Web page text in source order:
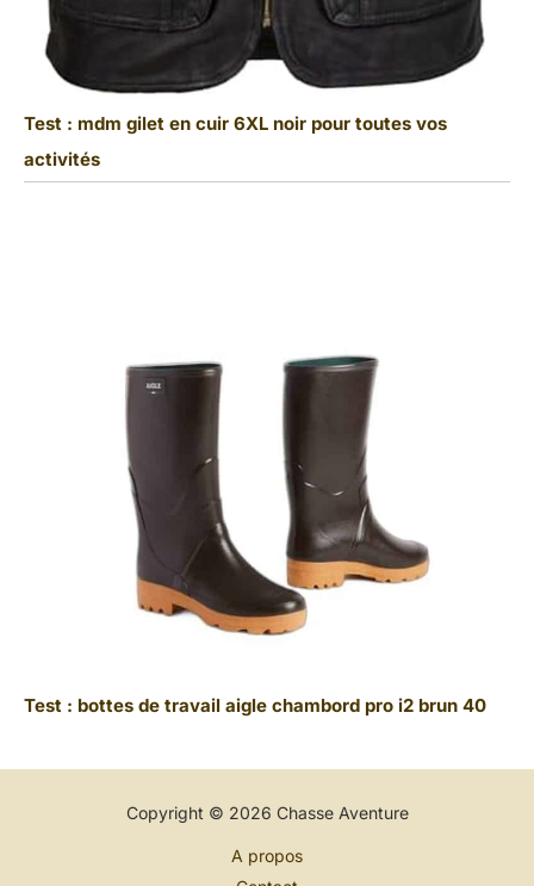
Test : mdm gilet en cuir 6XL noir pour toutes vos
activités
Test : bottes de travail aigle chambord pro i2 brun 40
Copyright © 2026 Chasse Aventure
A propos